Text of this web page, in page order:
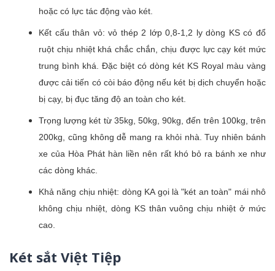
hoặc có lực tác động vào két.
Kết cấu thân vỏ: vỏ thép 2 lớp 0,8-1,2 ly dòng KS có đổ
ruột chịu nhiệt khá chắc chắn, chịu được lực cạy két mức
trung bình khá. Đặc biệt có dòng két KS Royal màu vàng
được cải tiến có còi báo động nếu két bị dịch chuyển hoặc
bị cạy, bị đục tăng độ an toàn cho két.
Trọng lượng két từ 35kg, 50kg, 90kg, đến trên 100kg, trên
200kg, cũng không dễ mang ra khỏi nhà. Tuy nhiên bánh
xe của Hòa Phát hàn liền nên rất khó bỏ ra bánh xe như
các dòng khác.
Khả năng chịu nhiệt: dòng KA gọi là "két an toàn" mái nhô
không chịu nhiệt, dòng KS thân vuông chịu nhiệt ở mức
cao.
Két sắt Việt Tiệp